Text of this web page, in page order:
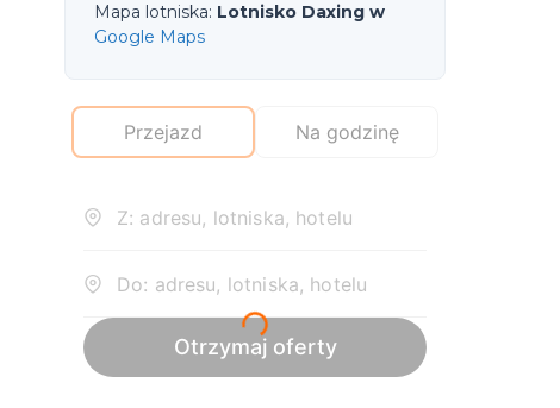
Mapa lotniska: Lotnisko Daxing w
Google Maps